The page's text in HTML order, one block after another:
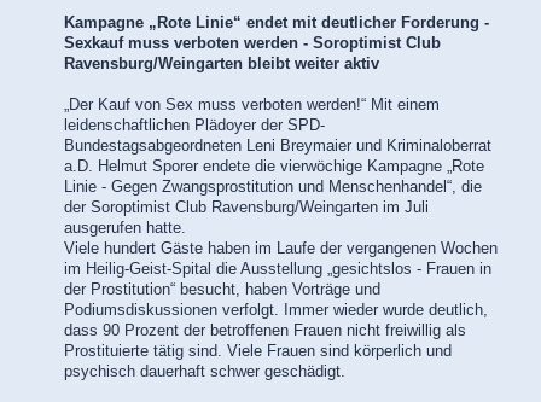
Kampagne „Rote Linie“ endet mit deutlicher Forderung -
Sexkauf muss verboten werden - Soroptimist Club
Ravensburg/Weingarten bleibt weiter aktiv
„Der Kauf von Sex muss verboten werden!“ Mit einem
leidenschaftlichen Plädoyer der SPD-
Bundestagsabgeordneten Leni Breymaier und Kriminaloberrat
a.D. Helmut Sporer endete die vierwöchige Kampagne „Rote
Linie - Gegen Zwangsprostitution und Menschenhandel“, die
der Soroptimist Club Ravensburg/Weingarten im Juli
ausgerufen hatte.
Viele hundert Gäste haben im Laufe der vergangenen Wochen
im Heilig-Geist-Spital die Ausstellung „gesichtslos - Frauen in
der Prostitution“ besucht, haben Vorträge und
Podiumsdiskussionen verfolgt. Immer wieder wurde deutlich,
dass 90 Prozent der betroffenen Frauen nicht freiwillig als
Prostituierte tätig sind. Viele Frauen sind körperlich und
psychisch dauerhaft schwer geschädigt.